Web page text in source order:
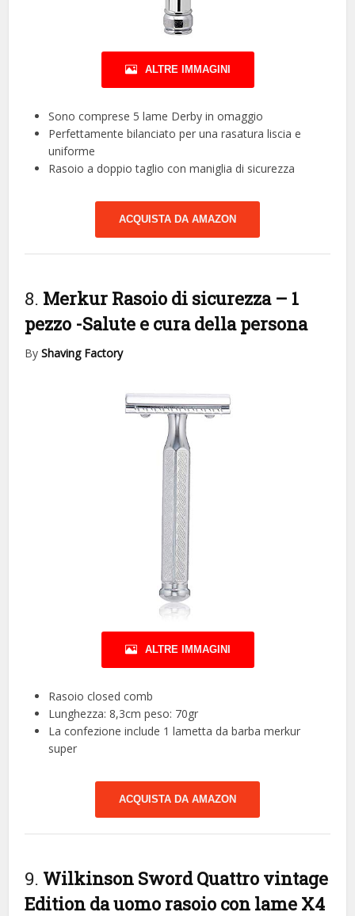
ALTRE IMMAGINI
Sono comprese 5 lame Derby in omaggio
Perfettamente bilanciato per una rasatura liscia e
uniforme
Rasoio a doppio taglio con maniglia di sicurezza
ACQUISTA DA AMAZON
8. Merkur Rasoio di sicurezza – 1
pezzo -Salute e cura della persona
ByShaving Factory
ALTRE IMMAGINI
Rasoio closed comb
Lunghezza: 8,3cm peso: 70gr
La confezione include 1 lametta da barba merkur
super
ACQUISTA DA AMAZON
9. Wilkinson Sword Quattro vintage
Edition da uomo rasoio con lame X4